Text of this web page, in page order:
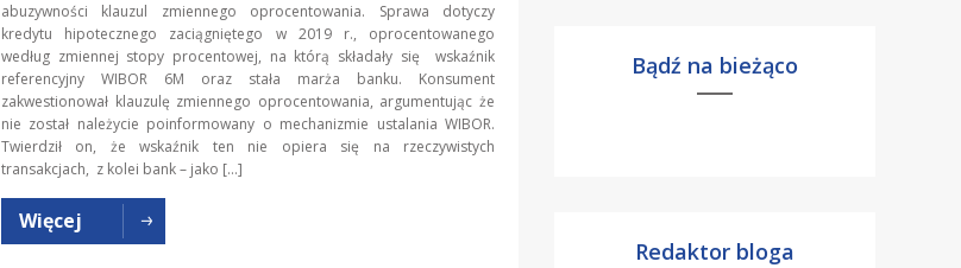
abuzywności klauzul zmiennego oprocentowania. Sprawa dotyczy
kredytu hipotecznego zaciągniętego w 2019 r., oprocentowanego
według zmiennej stopy procentowej, na którą składały się wskaźnik
referencyjny WIBOR 6M oraz stała marża banku. Konsument
zakwestionował klauzulę zmiennego oprocentowania, argumentując że
nie został należycie poinformowany o mechanizmie ustalania WIBOR.
Twierdził on, że wskaźnik ten nie opiera się na rzeczywistych
transakcjach, z kolei bank – jako […]
Więcej
Bądź na bieżąco
Redaktor bloga